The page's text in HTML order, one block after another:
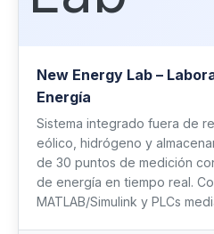
New Energy Lab –
Energía
Sistema integrado fuera de
eólico, hidrógeno y
de 30 puntos de medición
de energía en tiempo real.
MATLAB/Simulink y PLCs